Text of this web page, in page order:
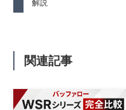
解説
関連記事